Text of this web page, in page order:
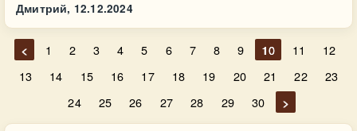
Дмитрий, 12.12.2024
< 1 2 3 4 5 6 7 8 9 10 11
12
13
14 15 16 17 18 19 20 21 22
23
24
25 26 27 28 29 30 >